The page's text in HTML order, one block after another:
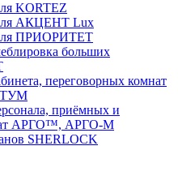
KORTEZ
АКЦЕНТ Lux
ПРИОРИТЕТ
больших
переговорных комнат
приёмных и
АРГО™, АРГО-М
SHERLOCK